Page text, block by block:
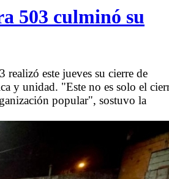
503 culminó su
este jueves su cierre de
y unidad. "Este no es solo el
popular", sostuvo la